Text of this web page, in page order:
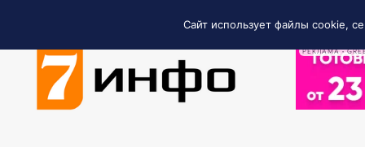
РЕКЛАМА •
Сайт использует файлы cookie,